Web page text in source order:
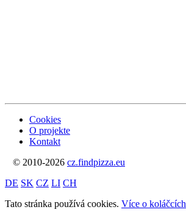
Cookies
O projekte
Kontakt
© 2010-2026 cz.findpizza.eu
DE SK CZ LI CH
Tato stránka používá cookies. Více o koláčcích